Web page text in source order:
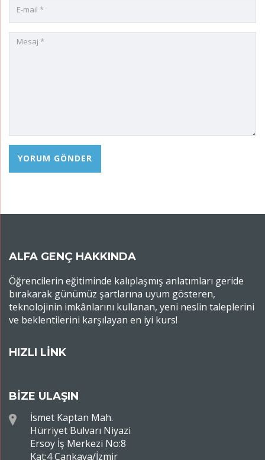
ALFA GENÇ HAKKINDA
Öğrencilerin eğitiminde kalıplaşmış anlatımları geride
bırakarak günümüz şartlarına uyum gösteren,
teknolojinin imkânlarını kullanan, yeni neslin taleplerini
ve beklentilerini karşılayan en iyi kurs!
HIZLI LİNK
BİZE ULAŞIN
İsmet Kaptan Mah.
Hürriyet Bulvarı Niyazi
Ersoy İş Merkezi No:8
Kat:4 Çankaya/İzmir